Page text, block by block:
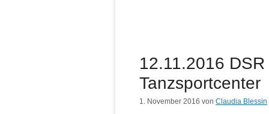
12.11.2016
Tanzsportcenter
1. November 2016 von Claudia Blessin